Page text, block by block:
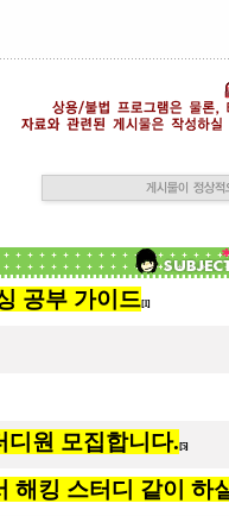
공부 가이드[1]
디원 모집합니다. [5]
해킹 스터디 같이 하